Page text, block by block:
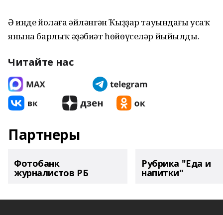
Ә инде йолаға әйләнгән Ҡыҙҙар тауындағы усаҡ
янына барлыҡ әҙәбиәт һөйөүселәр йыйылды.
Читайте нас
Партнеры
Фотобанк
журналистов РБ
Рубрика "Еда и
напитки"